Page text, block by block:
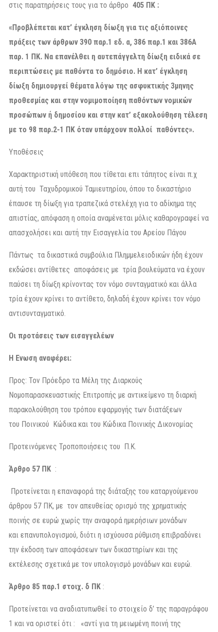
στις παρατηρήσεις τους για το άρθρο 405 ΠΚ :
«Προβλέπεται κατ’ έγκληση δίωξη για τις αξιόποινες
πράξεις των άρθρων 390 παρ.1 εδ. α, 386 παρ.1 και 386Α
παρ. 1 ΠΚ. Να επανέλθει η αυτεπάγγελτη δίωξη ειδικά σε
περιπτώσεις με παθόντα το δημόσιο. Η κατ’ έγκληση
δίωξη δημιουργεί θέματα λόγω της ασφυκτικής 3μηνης
προθεσμίας και στην νομιμοποίηση παθόντων νομικών
προσώπων ή δημοσίου και στην κατ’ εξακολούθηση τέλεση
με το 98 παρ.2-1 ΠΚ όταν υπάρχουν πολλοί παθόντες».
Υποθέσεις
Χαρακτηριστική υπόθεση που τίθεται επι τάπητος είναι π.χ
αυτή του Ταχυδρομικού Ταμιευτηρίου, όπου το δικαστήριο
έπαυσε τη δίωξη για τραπεζικά στελέχη για το αδίκημα της
απιστίας, απόφαση η οποία αναμένεται μόλις καθαρογραφεί να
απασχολήσει και αυτή την Εισαγγελία του Αρείου Πάγου
Πάντως τα δικαστικά συμβούλια Πλημμελειοδικών ήδη έχουν
εκδώσει αντίθετες αποφάσεις με τρία βουλεύματα να έχουν
παύσει τη δίωξη κρίνοντας τον νόμο συνταγματικό και άλλα
τρία έχουν κρίνει το αντίθετο, δηλαδή έχουν κρίνει τον νόμο
αντισυνταγματικό.
Οι προτάσεις των εισαγγελέων
Η Ενωση αναφέρει:
Προς: Τον Πρόεδρο τα Μέλη της Διαρκούς
Νομοπαρασκευαστικής Επιτροπής με αντικείμενο τη διαρκή
παρακολούθηση του τρόπου εφαρμογής των διατάξεων
του Ποινικού Κώδικα και του Κώδικα Ποινικής Δικονομίας
Προτεινόμενες Τροποποιήσεις του Π.Κ.
Άρθρο 57 ΠΚ :
Προτείνεται η επαναφορά της διάταξης του καταργούμενου
άρθρου 57 ΠΚ, με τον απευθείας ορισμό της χρηματικής
ποινής σε ευρώ χωρίς την αναφορά ημερήσιων μονάδων
και επανυπολογισμού, διότι η ισχύουσα ρύθμιση επιβραδύνει
την έκδοση των αποφάσεων των δικαστηρίων και της
εκτέλεσης σχετικά με τον υπολογισμό μονάδων και ευρώ.
Άρθρο 85 παρ.1 στοιχ. δ ΠΚ :
Προτείνεται να αναδιατυπωθεί το στοιχείο δ’ της παραγράφου
1 και να οριστεί ότι : «αντί για τη μειωμένη ποινή της